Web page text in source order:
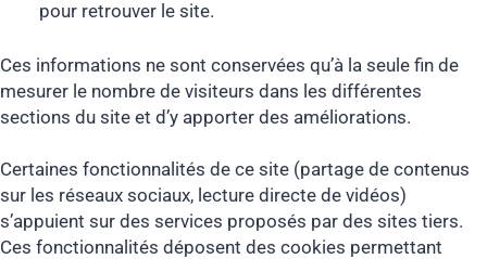
pour retrouver le site.
Ces informations ne sont conservées qu’à la seule fin de
mesurer le nombre de visiteurs dans les différentes
sections du site et d’y apporter des améliorations.
Certaines fonctionnalités de ce site (partage de contenus
sur les réseaux sociaux, lecture directe de vidéos)
s’appuient sur des services proposés par des sites tiers.
Ces fonctionnalités déposent des cookies permettant